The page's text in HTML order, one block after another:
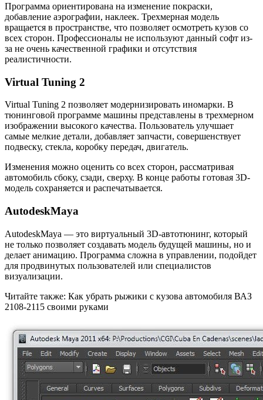
Программа ориентирована на изменение покраски,
добавление аэрографии, наклеек. Трехмерная модель
вращается в пространстве, что позволяет осмотреть кузов со
всех сторон. Профессионалы не используют данный софт из-
за не очень качественной графики и отсутствия
реалистичности.
Virtual Tuning 2
Virtual Tuning 2 позволяет модернизировать иномарки. В
тюнинговой программе машины представлены в трехмерном
изображении высокого качества. Пользователь улучшает
самые мелкие детали, добавляет запчасти, совершенствует
подвеску, стекла, коробку передач, двигатель.
Изменения можно оценить со всех сторон, рассматривая
автомобиль сбоку, сзади, сверху. В конце работы готовая 3D-
модель сохраняется и распечатывается.
AutodeskMaya
AutodeskMaya — это виртуальный 3D-автотюнинг, который
не только позволяет создавать модель будущей машины, но и
делает анимацию. Программа сложна в управлении, подойдет
для продвинутых пользователей или специалистов
визуализации.
Читайте также: Как убрать рыжики с кузова автомобиля ВАЗ
2108-2115 своими руками